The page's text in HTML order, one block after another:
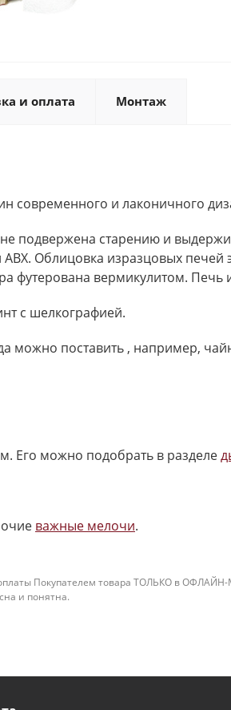
и оплата Монтаж
современного и лаконичного
подвержена старению и
Облицовка изразцовых
футерована вермикулитом.
с шелкографией.
можно поставить , например,
Его можно подобрать в разделе
важные мелочи.
Покупателем товара ТОЛЬКО в ОФЛАЙН-
и понятна.